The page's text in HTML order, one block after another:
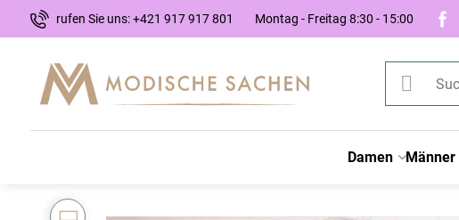
rufen Sie uns: +421 917 917 801 Montag - Freitag 8:30 - 15:00
Damen Männer